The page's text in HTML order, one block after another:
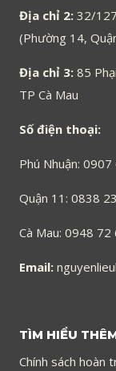
Địa chỉ 2: 32/
(Phường 14,
Địa chỉ 3: 85
TP Cà Mau
Số điện thoại:
Phú Nhuận:
Quận 11: 0838
Cà Mau: 0948 72
Email:
TÌM HIỂU
Chính sách hoàn